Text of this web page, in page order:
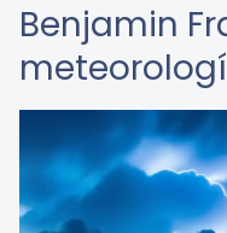
Benjamin